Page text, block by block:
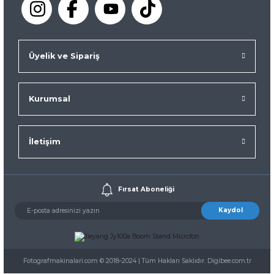
Üyelik ve Sipariş
Kurumsal
İletişim
Fırsat Aboneliği
Kaydol
Fotografmakinalari.com © 2018-2024 | Tüm Hakları Saklıdır. Digibee.com.tr